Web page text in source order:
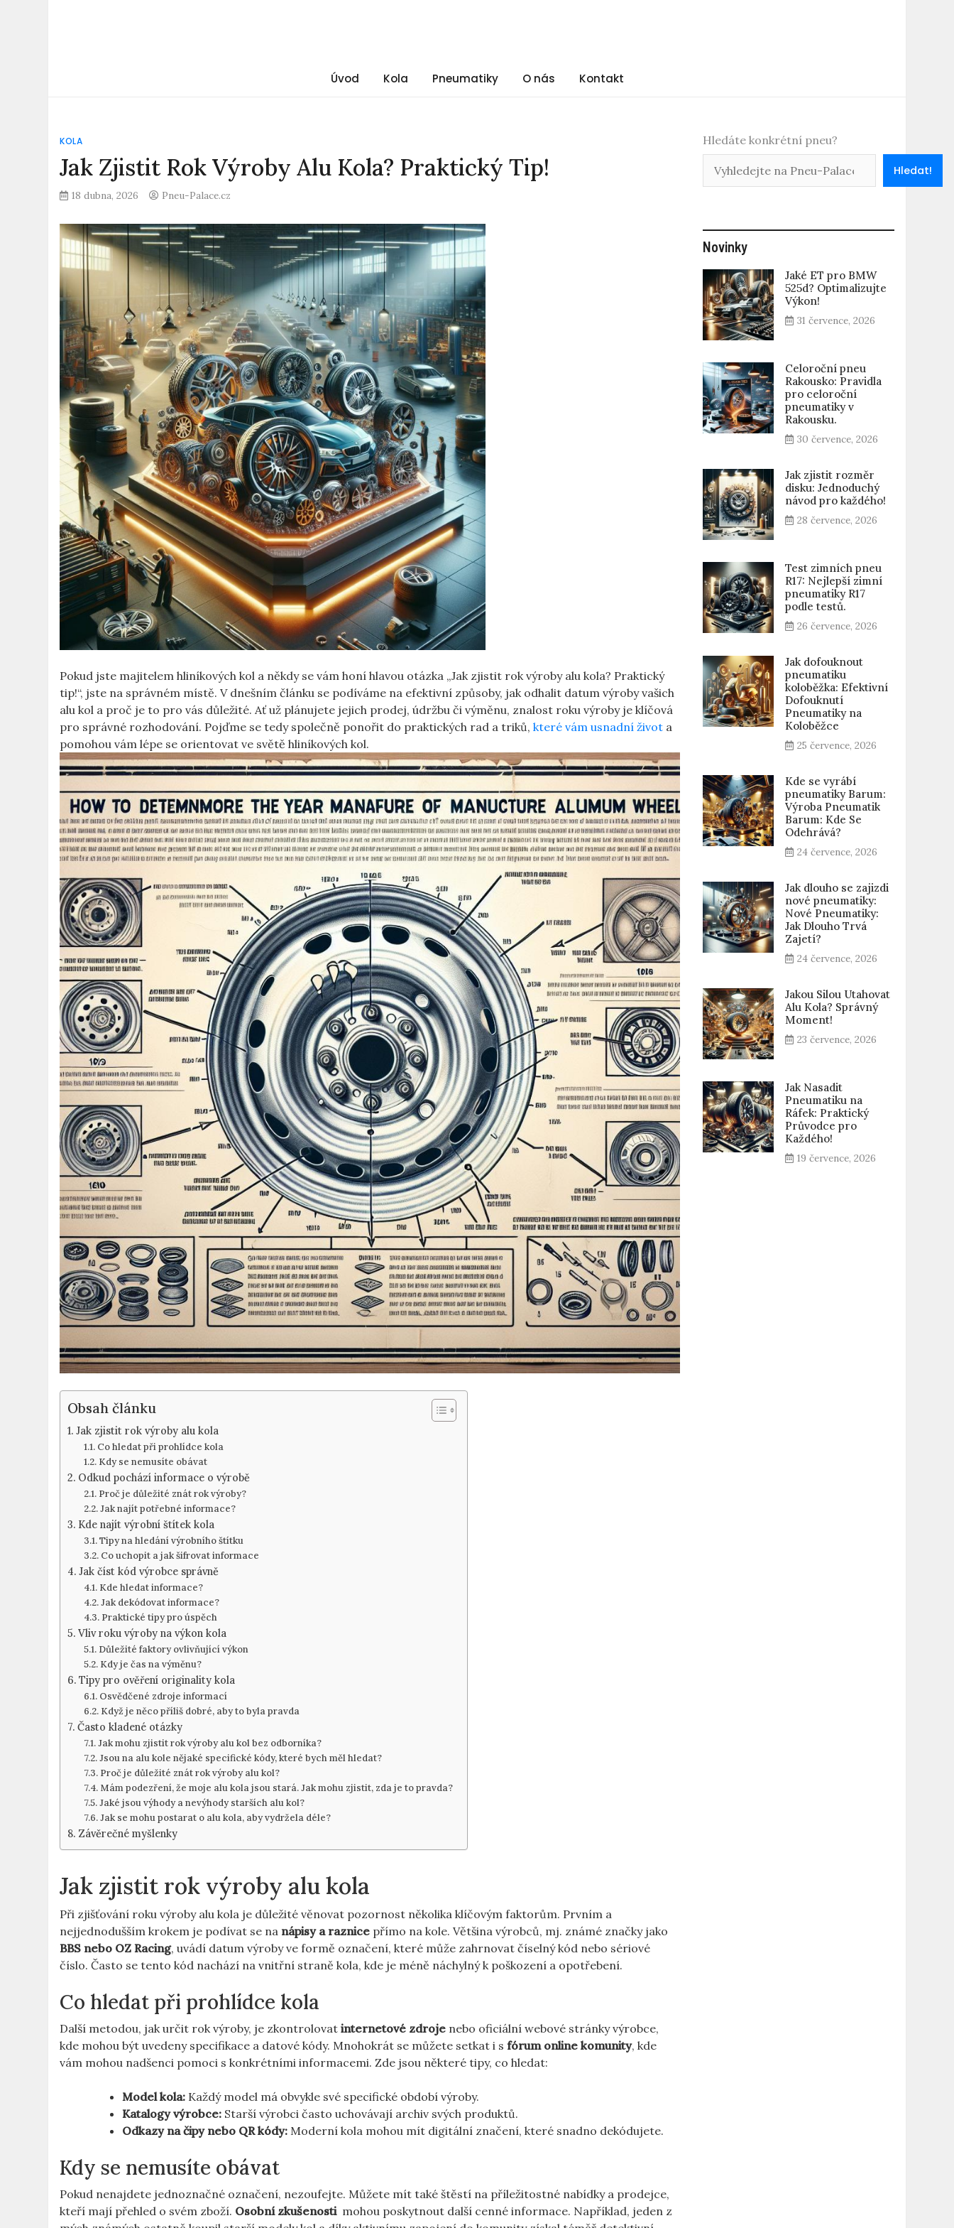
Úvod Kola Pneumatiky O nás Kontakt
KOLA
Jak Zjistit Rok Výroby Alu Kola? Praktický Tip!
18 dubna, 2026 Pneu-Palace.cz
Pokud jste majitelem hliníkových ⁤kol ‌a někdy ​se vám honí hlavou otázka „Jak zjistit​ rok výroby alu kola? Praktický
tip!“, jste na ⁢správném místě. V dnešním článku se podíváme na efektivní způsoby, jak odhalit datum výroby vašich
alu kol a proč je to pro vás důležité. Ať už plánujete jejich prodej,​ údržbu​ či ‍výměnu, znalost​ roku výroby je klíčová​
pro správné rozhodování. Pojďme se tedy společně ‌ponořit do praktických rad a triků,které vám usnadní život ⁤ a
‌pomohou vám lépe se orientovat ve světě hliníkových kol.
Obsah článku
Jak zjistit rok výroby alu kola
Co hledat při prohlídce kola
Kdy se nemusíte obávat
Odkud pochází informace o výrobě
Proč ​je důležité znát rok výroby?
Jak najít potřebné⁤ informace?
Kde najít výrobní štítek kola
Tipy na hledání výrobního štítku
Co uchopit a jak šifrovat informace
Jak číst kód výrobce správně
Kde hledat informace?
Jak dekódovat ⁣informace?
Praktické tipy pro‌ úspěch
Vliv roku výroby na výkon kola
Důležité faktory ovlivňující výkon
Kdy je‌ čas na výměnu?
Tipy pro ověření originality kola
Osvědčené zdroje informací
Když je něco příliš dobré, aby⁤ to byla pravda
Často kladené otázky
Jak mohu zjistit rok výroby alu kol bez ​odborníka?
Jsou na ⁣alu​ kole nějaké specifické kódy, ⁤které bych měl hledat?
Proč je důležité znát ​rok výroby‍ alu ⁣kol?
Mám podezření,​ že moje alu kola jsou stará. Jak mohu zjistit, zda je to pravda?
Jaké jsou‌ výhody a nevýhody starších alu kol?
Jak ⁢se⁢ mohu postarat o alu kola, aby vydržela déle?
Závěrečné ⁢myšlenky
Jak zjistit rok výroby alu kola
Při zjišťování roku výroby alu kola je důležité věnovat pozornost několika klíčovým⁢ faktorům. Prvním⁣ a
nejjednodušším krokem je podívat‍ se na nápisy a raznice přímo na kole. Většina výrobců, mj. ⁤známé značky jako‌
BBS nebo OZ Racing, uvádí ⁣datum výroby ve​ formě označení, které může zahrnovat číselný kód nebo sériové​
číslo. Často se tento kód nachází na vnitřní straně kola, kde je méně náchylný​ k poškození⁤ a ⁤opotřebení.
Co hledat při prohlídce kola
Další ‌metodou, jak ​určit rok výroby, je zkontrolovatinternetové⁢ zdroje nebo⁣ oficiální webové stránky výrobce,
kde mohou být uvedeny specifikace a datové kódy. Mnohokrát se můžete setkat i s⁣fórum online komunity, kde
vám mohou nadšenci pomoci s konkrétními informacemi. Zde ⁣jsou některé tipy, co⁢ hledat:
Model kola: Každý ⁣model má obvykle své specifické období výroby.
Katalogy výrobce: Starší výrobci často ⁤uchovávají archiv⁢ svých produktů.
Odkazy na čipy nebo QR kódy: Moderní kola mohou mít digitální značení, ​které snadno dekódujete.
Kdy se nemusíte obávat
Pokud nenajdete jednoznačné označení, nezoufejte. Můžete mít také⁤ štěstí na příležitostné ⁢nabídky ​a prodejce,
kteří ​mají přehled o svém zboží. Osobní zkušenosti‍ mohou poskytnout další cenné informace. Například, jeden z
Hledáte konkrétní pneu?
Hledat!
Novinky
Jaké ET pro BMW
525d? Optimalizujte
Výkon!
31 července, 2026
Celoroční pneu
Rakousko: Pravidla
pro celoroční
pneumatiky v
Rakousku.
30 července, 2026
Jak zjistit rozměr
disku: Jednoduchý
návod pro každého!
28 července, 2026
Test zimních pneu
R17: Nejlepší zimní
pneumatiky R17
podle testů.
26 července, 2026
Jak dofouknout
pneumatiku
koloběžka: Efektivní
Dofouknutí
Pneumatiky na
Koloběžce
25 července, 2026
Kde se vyrábí
pneumatiky Barum:
Výroba Pneumatik
Barum: Kde Se
Odehrává?
24 července, 2026
Jak dlouho se zajizdi
nové pneumatiky:
Nové Pneumatiky:
Jak Dlouho Trvá
Zajetí?
24 července, 2026
Jakou Silou Utahovat
Alu Kola? Správný
Moment!
23 července, 2026
Jak Nasadit
Pneumatiku na
Ráfek: Praktický
Průvodce pro
Každého!
19 července, 2026